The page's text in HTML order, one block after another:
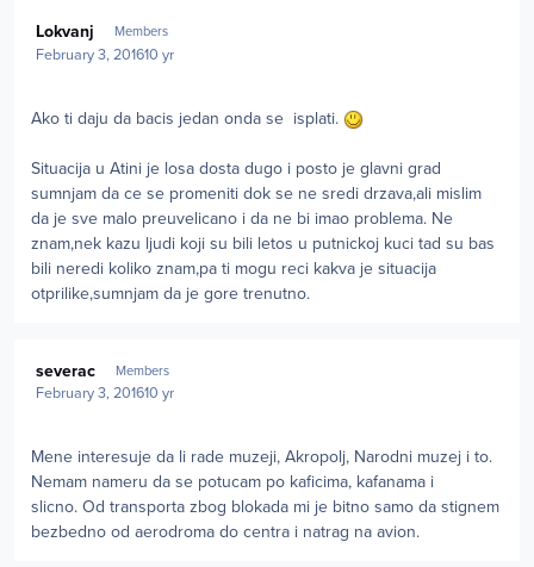
Lokvanj Members
February 3, 201610 yr
Ako ti daju da bacis jedan onda se isplati.
Situacija u Atini je losa dosta dugo i posto je glavni grad
sumnjam da ce se promeniti dok se ne sredi drzava,ali mislim
da je sve malo preuvelicano i da ne bi imao problema. Ne
znam,nek kazu ljudi koji su bili letos u putnickoj kuci tad su bas
bili neredi koliko znam,pa ti mogu reci kakva je situacija
otprilike,sumnjam da je gore trenutno.
severac Members
February 3, 201610 yr
Mene interesuje da li rade muzeji, Akropolj, Narodni muzej i to.
Nemam nameru da se potucam po kaficima, kafanama i
slicno. Od transporta zbog blokada mi je bitno samo da stignem
bezbedno od aerodroma do centra i natrag na avion.